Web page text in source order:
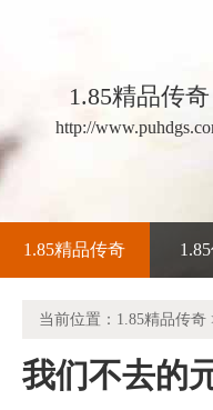
1.85精品传奇
http://
1.85精品传奇
当前位置： 1.85精品传奇
我们不去的